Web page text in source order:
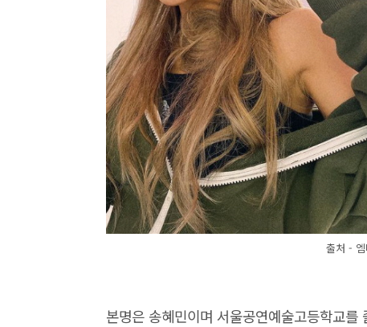
출처 -
본명은 송혜민이며 서울공연예술고등학교